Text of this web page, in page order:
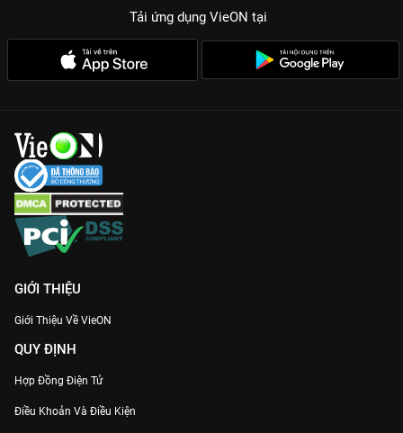
Tải ứng dụng VieON tại
GIỚI THIỆU
Giới Thiệu Về VieON
QUY ĐỊNH
Hợp Đồng Điện Tử
Điều Khoản Và Điều Kiện